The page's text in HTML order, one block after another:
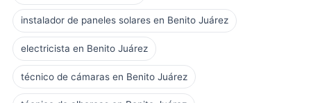
instalador de paneles solares en Benito Juárez
electricista en Benito Juárez
técnico de cámaras en Benito Juárez